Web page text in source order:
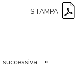
STAMPA
successiva »